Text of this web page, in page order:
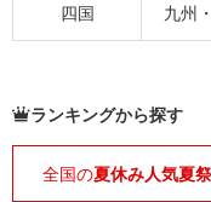
四国 九州
ランキングから探す
全国の夏休み人気夏